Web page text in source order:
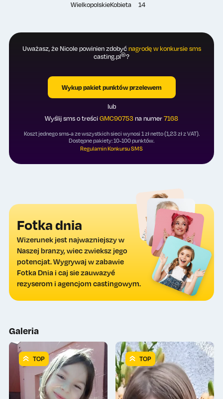
WielkopolskieKobieta 14
Uważasz, że Nicole powinien zdobyćnagrodę w konkursie sms
casting.pl®?
Wykup pakiet punktów przelewem
lub
Wyślij sms o treściGMC90753na numer7168
Koszt jednego sms-a ze wszystkich sieci wynosi 1 zł netto (1,23 zł z VAT).
Dostępne pakiety: 10-100 punktów.
Regulamin Konkursu SMS
Fotka dnia
Wizerunek jest najwazniejszy w
Naszej branzy, wiec zwieksz jego
potencjat. Wygrywaj w zabawie
Fotka Dnia i caj sie zauwazyé
rezyserom i agencjom castingowym.
Galeria
TOP TOP